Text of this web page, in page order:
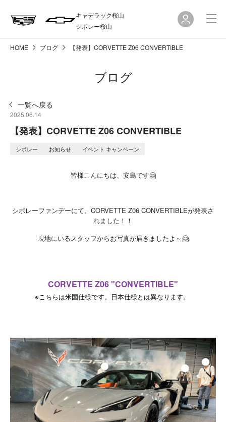
キャデラック桜山
シボレー桜山
HOME ブログ 【発表】CORVETTE Z06 CONVERTIBLE
ブログ
一覧へ戻る
2025.06.14
【発表】CORVETTE Z06 CONVERTIBLE
シボレー お知らせ イベント キャンペーン
皆様こんにちは、安島です🤗
シボレーファンデーにて、CORVETTE Z06 CONVERTIBLEが発表さ
れました！！
現地にいるスタッフからお写真が届きましたよ～🤗
CORVETTE Z06 "CONVERTIBLE"
※こちらは米国仕様です。日本仕様とは異なります。